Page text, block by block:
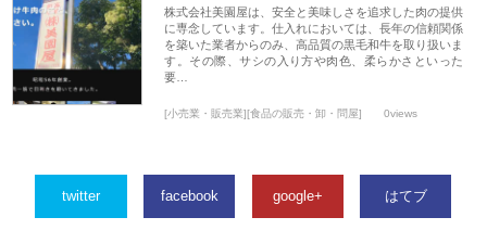
株式会社美園屋は、安全と美味しさを追求した肉の提供
に専念しています。仕入れにおいては、長年の信頼関係
を築いた業者からのみ、高品質の黒毛和牛を取り扱いま
す。その際、サシの入り方や肉色、柔らかさといった
要…
[小売業・販売業][食品の販売・卸・問屋] 0views
twitter facebook google+ はてブ